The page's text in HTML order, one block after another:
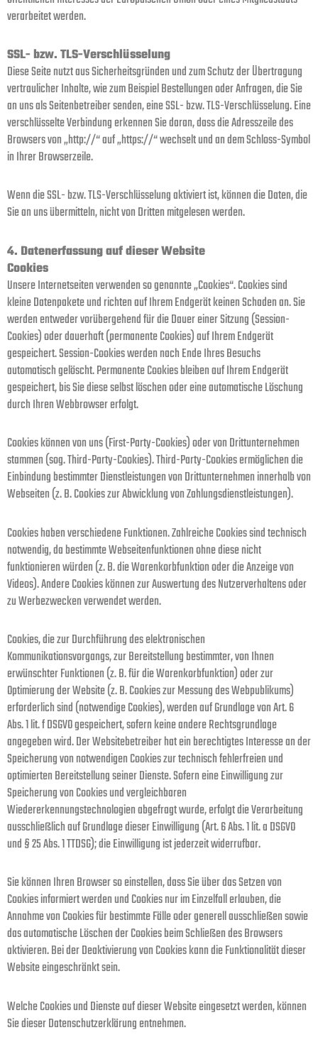
verarbeitet werden.
SSL- bzw. TLS-Verschlüsselung
Diese Seite nutzt aus Sicherheitsgründen und zum Schutz der Übertragung
vertraulicher Inhalte, wie zum Beispiel Bestellungen oder Anfragen, die Sie
an uns als Seitenbetreiber senden, eine SSL- bzw. TLS-Verschlüsselung. Eine
verschlüsselte Verbindung erkennen Sie daran, dass die Adresszeile des
Browsers von „http://“ auf „https://“ wechselt und an dem Schloss-Symbol
in Ihrer Browserzeile.
Wenn die SSL- bzw. TLS-Verschlüsselung aktiviert ist, können die Daten, die
Sie an uns übermitteln, nicht von Dritten mitgelesen werden.
4. Datenerfassung auf dieser Website
Cookies
Unsere Internetseiten verwenden so genannte „Cookies“. Cookies sind
kleine Datenpakete und richten auf Ihrem Endgerät keinen Schaden an. Sie
werden entweder vorübergehend für die Dauer einer Sitzung (Session-
Cookies) oder dauerhaft (permanente Cookies) auf Ihrem Endgerät
gespeichert. Session-Cookies werden nach Ende Ihres Besuchs
automatisch gelöscht. Permanente Cookies bleiben auf Ihrem Endgerät
gespeichert, bis Sie diese selbst löschen oder eine automatische Löschung
durch Ihren Webbrowser erfolgt.
Cookies können von uns (First-Party-Cookies) oder von Drittunternehmen
stammen (sog. Third-Party-Cookies). Third-Party-Cookies ermöglichen die
Einbindung bestimmter Dienstleistungen von Drittunternehmen innerhalb von
Webseiten (z. B. Cookies zur Abwicklung von Zahlungsdienstleistungen).
Cookies haben verschiedene Funktionen. Zahlreiche Cookies sind technisch
notwendig, da bestimmte Webseitenfunktionen ohne diese nicht
funktionieren würden (z. B. die Warenkorbfunktion oder die Anzeige von
Videos). Andere Cookies können zur Auswertung des Nutzerverhaltens oder
zu Werbezwecken verwendet werden.
Cookies, die zur Durchführung des elektronischen
Kommunikationsvorgangs, zur Bereitstellung bestimmter, von Ihnen
erwünschter Funktionen (z. B. für die Warenkorbfunktion) oder zur
Optimierung der Website (z. B. Cookies zur Messung des Webpublikums)
erforderlich sind (notwendige Cookies), werden auf Grundlage von Art. 6
Abs. 1 lit. f DSGVO gespeichert, sofern keine andere Rechtsgrundlage
angegeben wird. Der Websitebetreiber hat ein berechtigtes Interesse an der
Speicherung von notwendigen Cookies zur technisch fehlerfreien und
optimierten Bereitstellung seiner Dienste. Sofern eine Einwilligung zur
Speicherung von Cookies und vergleichbaren
Wiedererkennungstechnologien abgefragt wurde, erfolgt die Verarbeitung
ausschließlich auf Grundlage dieser Einwilligung (Art. 6 Abs. 1 lit. a DSGVO
und § 25 Abs. 1 TTDSG); die Einwilligung ist jederzeit widerrufbar.
Sie können Ihren Browser so einstellen, dass Sie über das Setzen von
Cookies informiert werden und Cookies nur im Einzelfall erlauben, die
Annahme von Cookies für bestimmte Fälle oder generell ausschließen sowie
das automatische Löschen der Cookies beim Schließen des Browsers
aktivieren. Bei der Deaktivierung von Cookies kann die Funktionalität dieser
Website eingeschränkt sein.
Welche Cookies und Dienste auf dieser Website eingesetzt werden, können
Sie dieser Datenschutzerklärung entnehmen.